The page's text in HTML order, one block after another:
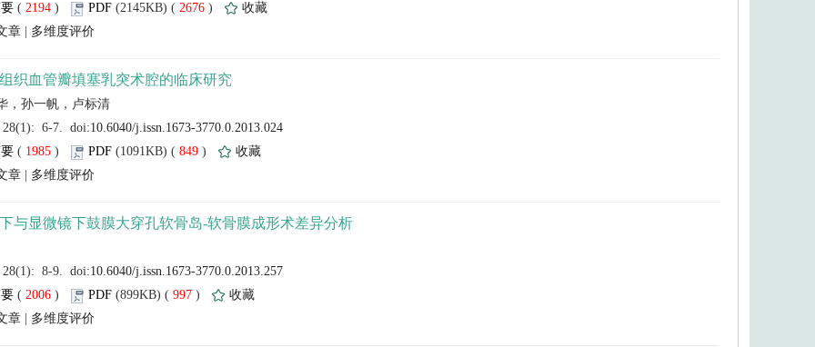
( ) 2676 )
( ) 849 )
( ) 997 )